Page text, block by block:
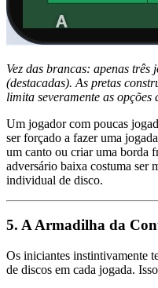
Vez das brancas: apenas três
(destacadas). As pretas
limita severamente as opções
Um jogador com poucas
ser forçado a fazer uma
um canto ou criar uma borda
adversário baixa costuma ser
individual de disco.
5. A Armadilha da
Os iniciantes instintivamente
de discos em cada jogada.